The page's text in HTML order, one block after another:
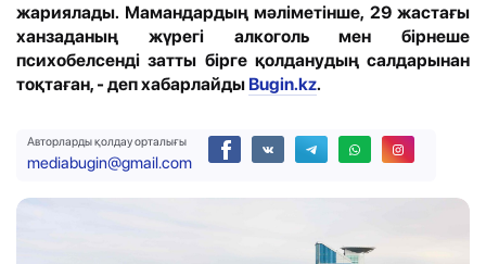
жариялады. Мамандардың мәліметінше, 29 жастағы
ханзаданың жүрегі алкоголь мен бірнеше
психобелсенді затты бірге қолданудың салдарынан
тоқтаған, - деп хабарлайды Bugin.kz.
Авторларды қолдау орталығы
mediabugin@gmail.com